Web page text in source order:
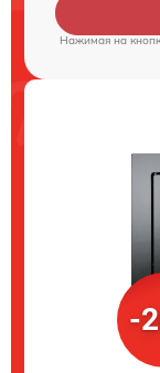
Нажимая на
-